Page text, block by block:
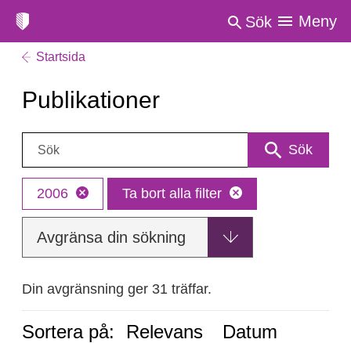
Sök Meny
Startsida
Publikationer
Sök: Sök
2006 Ta bort alla filter
Avgränsa din sökning
Din avgränsning ger 31 träffar.
Sortera på: Relevans Datum